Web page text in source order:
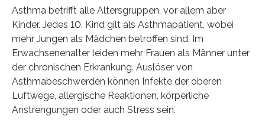
Asthma betrifft alle Altersgruppen, vor allem aber
Kinder. Jedes 10. Kind gilt als Asthmapatient, wobei
mehr Jungen als Mädchen betroffen sind. Im
Erwachsenenalter leiden mehr Frauen als Männer unter
der chronischen Erkrankung. Auslöser von
Asthmabeschwerden können Infekte der oberen
Luftwege, allergische Reaktionen, körperliche
Anstrengungen oder auch Stress sein.